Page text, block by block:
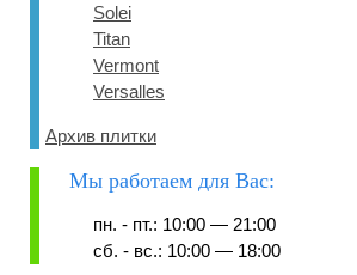
Solei
Titan
Vermont
Versalles
Архив плитки
Мы работаем для Вас:
пн. - пт.: 10:00 — 21:00
сб. - вс.: 10:00 — 18:00